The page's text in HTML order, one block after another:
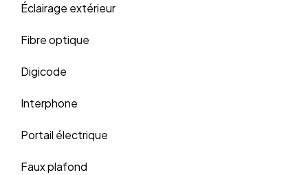
Éclairage extérieur
Fibre optique
Digicode
Interphone
Portail électrique
Faux plafond